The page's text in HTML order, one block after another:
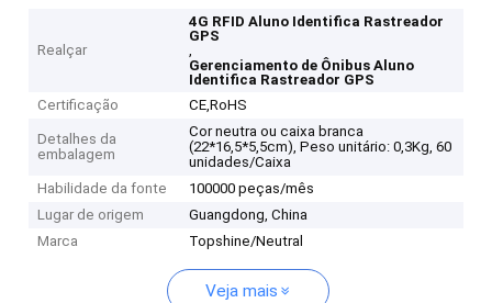
Realçar
4G RFID Aluno Identifica Rastreador
GPS
,
Gerenciamento de Ônibus Aluno
Identifica Rastreador GPS
Certificação
CE,RoHS
Detalhes da
embalagem
Cor neutra ou caixa branca
(22*16,5*5,5cm), Peso unitário: 0,3Kg, 60
unidades/Caixa
Habilidade da fonte
100000 peças/mês
Lugar de origem
Guangdong, China
Marca
Topshine/Neutral
Veja mais